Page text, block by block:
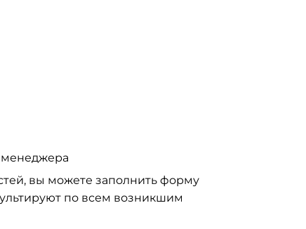
менеджера
вы можете заполнить форму
по всем возникшим